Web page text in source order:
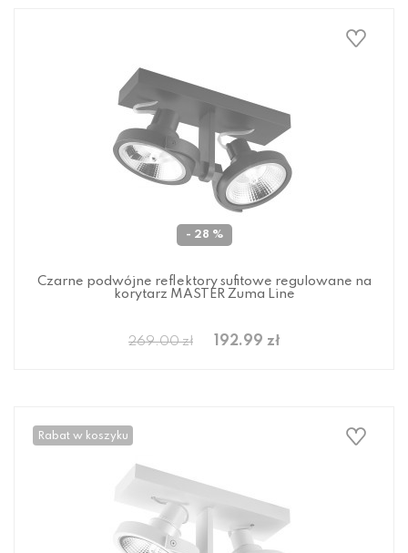
- 28 %
Czarne podwójne reflektory sufitowe regulowane na
korytarz MASTER Zuma Line
269.00 zł 192.99 zł
Rabat w koszyku